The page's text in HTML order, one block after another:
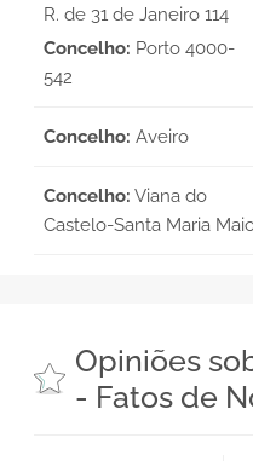
R. de 31 de Janeiro 114
Concelho: Porto 4000-
542
Concelho: Aveiro
Concelho: Viana do
Castelo-Santa Maria
Opiniões
- Fatos de